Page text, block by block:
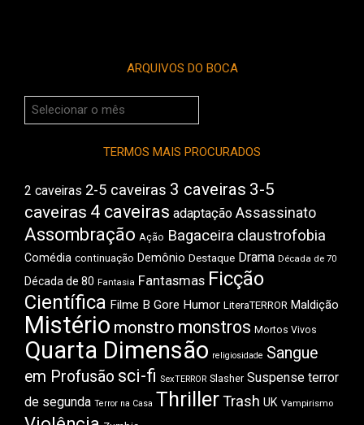
ARQUIVOS DO BOCA
Arquivos
do
TERMOS MAIS PROCURADOS
2 caveiras 2-5 caveiras 3 caveiras 3-5
caveiras 4 caveiras adaptação Assassinato
Assombração Ação Bagaceira claustrofobia
Comédia continuação Demônio Destaque Drama Década de 70
Década de 80 Fantasia Fantasmas Ficção
Científica Filme B Gore Humor LiteraTERROR Maldição
Mistério monstro monstros Mortos Vivos
Quarta Dimensão religiosidade Sangue
em Profusão sci-fi SexTERROR Slasher Suspense terror
de segunda Terror na Casa ThrillerTrash UK Vampirismo